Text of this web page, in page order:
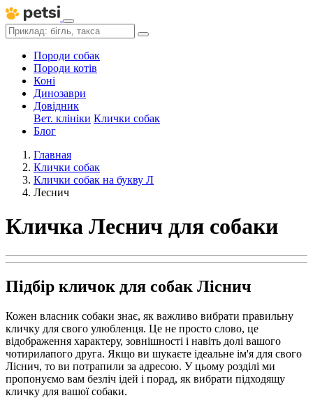
Породи собак
Породи котів
Коні
Динозаври
Довідник
Вет. клініки Клички собак
Блог
Главная
Клички собак
Клички собак на букву Л
Леснич
Кличка Леснич для собаки
Підбір кличок для собак Ліснич
Кожен власник собаки знає, як важливо вибрати правильну
кличку для свого улюбленця. Це не просто слово, це
відображення характеру, зовнішності і навіть долі вашого
чотирилапого друга. Якщо ви шукаєте ідеальне ім'я для свого
Ліснич, то ви потрапили за адресою. У цьому розділі ми
пропонуємо вам безліч ідей і порад, як вибрати підходящу
кличку для вашої собаки.